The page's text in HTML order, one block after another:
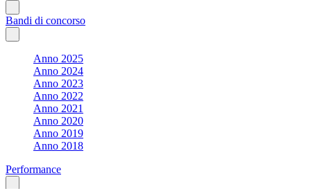
Bandi di concorso
Anno 2025
Anno 2024
Anno 2023
Anno 2022
Anno 2021
Anno 2020
Anno 2019
Anno 2018
Performance